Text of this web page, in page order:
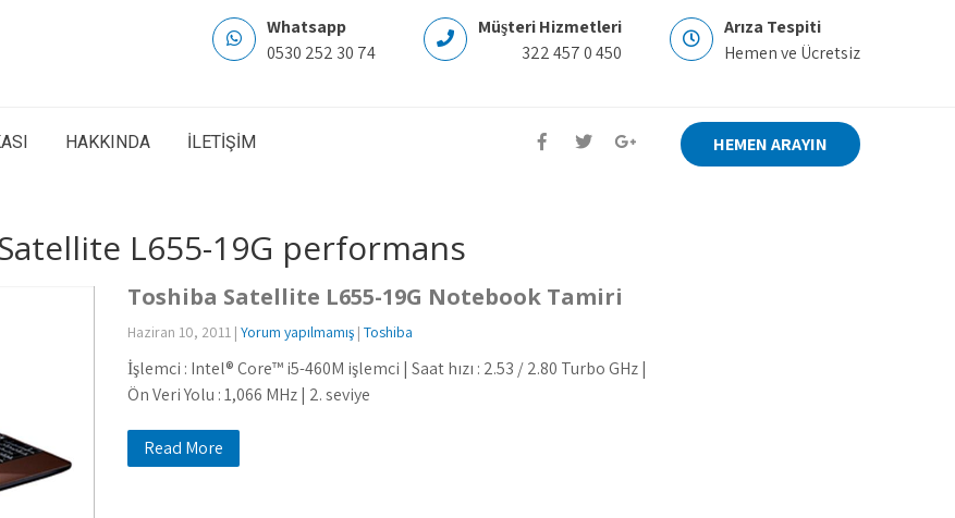
Whatsapp
0530 252 30 74
Müşteri Hizmetleri
322 457 0 450
Arıza Tespiti
Hemen ve Ücretsiz
HAKKINDA İLETİŞİM HEMEN ARAYIN
L655-19G performans
Toshiba Satellite L655-19G Notebook Tamiri
Haziran 10, 2011| Yorum yapılmamış| Toshiba
İşlemci : Intel® Core™ i5-460M işlemci | Saat hızı : 2.53 / 2.80 Turbo GHz |
Ön Veri Yolu : 1,066 MHz | 2. seviye
Read More